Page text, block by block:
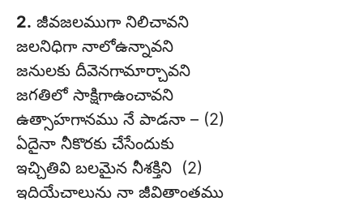
2. జీవజలముగా నిలిచావని
జలనిధిగా నాలోఉన్నావని
జనులకు దీవెనగామార్చావని
జగతిలో సాక్షిగాఉంచావని
ఉత్సాహగానము నే పాడనా – (2)
ఏదైనా నీకొరకు చేసేందుకు
ఇచ్చితివి బలమైన నీశక్తిని (2)
ఇదియేచాలును నా జీవితాంతము